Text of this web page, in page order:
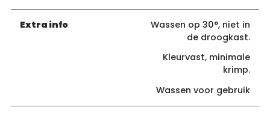
Extra info
Wassen op 30°, niet in
de droogkast.
Kleurvast, minimale
krimp.
Wassen voor gebruik